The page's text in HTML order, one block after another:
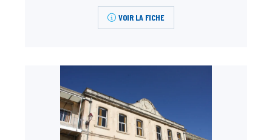
VOIR LA FICHE